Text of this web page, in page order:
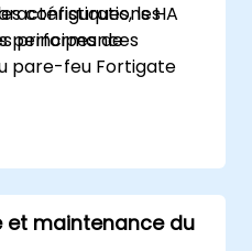
configurations HA
performances
les
principes de
pare-feu Fortigate
les tâches de
telles que la
du routage
de pare-feu.
et maintenance du